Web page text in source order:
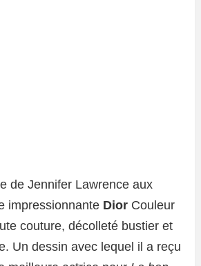
de Jennifer Lawrence aux
impressionnante Dior Couleur
couture, décolleté bustier et
Un dessin avec lequel il a reçu